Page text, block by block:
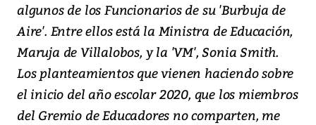
algunos de los Funcionarios de su 'Burbuja de
Aire'. Entre ellos está la Ministra de Educación,
Maruja de Villalobos, y la 'VM', Sonia Smith.
Los planteamientos que vienen haciendo sobre
el inicio del año escolar 2020, que los miembros
del Gremio de Educadores no comparten, me